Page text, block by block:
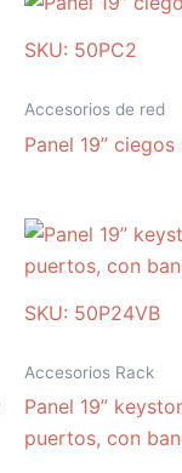
SKU: 50PC2
Accesorios de red
Panel 19”
SKU: 50P24VB
Accesorios Rack
Panel 19”
puertos, con